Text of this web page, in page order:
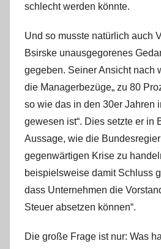
schlecht werden könnte.
Und so musste natürlich auch
Bsirske unausgegorenes
gegeben. Seiner Ansicht nach
die Managerbezüge„ zu 80
so wie das in den 30er Jahren
gewesen ist“. Dies setzte er in
Aussage, wie die
gegenwärtigen Krise zu
beispielsweise damit Schluss
dass Unternehmen die
Steuer absetzen können“.
Die große Frage ist nur: Was